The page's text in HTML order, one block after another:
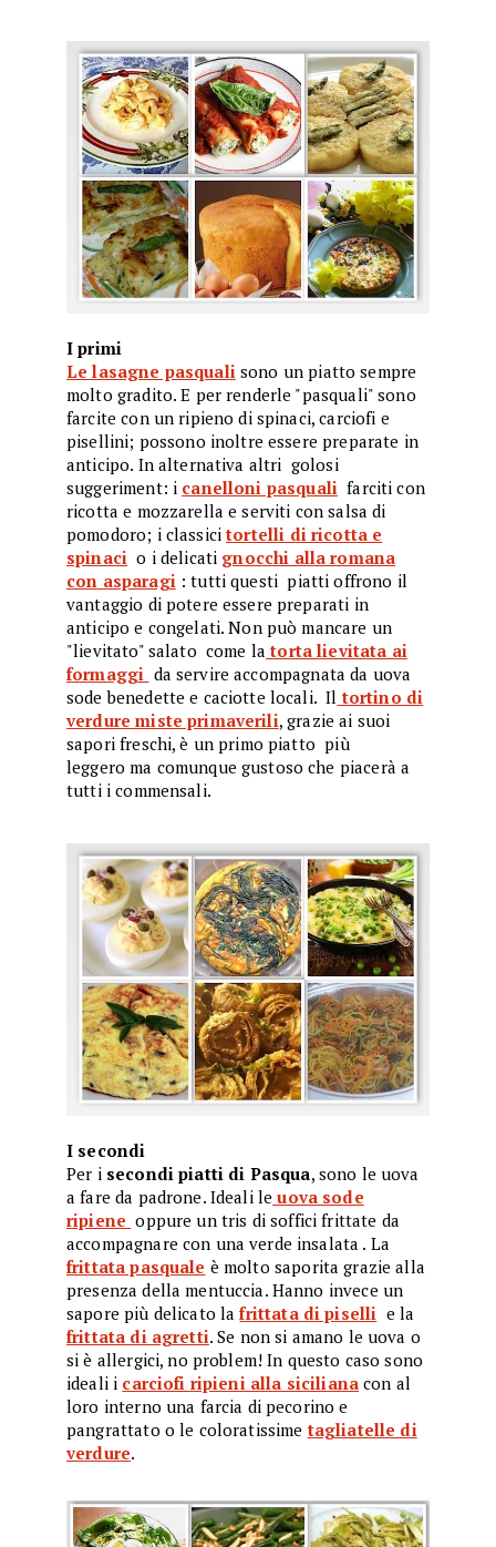
I primi
Le lasagne pasqualisono un piatto sempre
molto gradito. E per renderle "pasquali" sono
farcite con un ripieno di spinaci, carciofi e
pisellini; possono inoltre essere preparate in
anticipo. In alternativa altri golosi
suggeriment: i canelloni pasquali farciti con
ricotta e mozzarella e serviti con salsa di
pomodoro; i classicitortelli di ricotta e
spinaci o i delicati gnocchi alla romana
con asparagi: tutti questi piatti offrono il
vantaggio di potere essere preparati in
anticipo e congelati. Non può mancare un
"lievitato" salato come la torta lievitata ai
formaggi da servire accompagnata da uova
sode benedette e caciotte locali. Il tortino di
verdure miste primaverili, grazie ai suoi
sapori freschi, è un primo piatto più
leggero ma comunque gustoso che piacerà a
tutti i commensali.
I secondi
Per i secondi piatti di Pasqua, sono le uova
a fare da padrone. Ideali le uova sode
ripiene oppure un tris di soffici frittate da
accompagnare con una verde insalata . La
frittata pasquale è molto saporita grazie alla
presenza della mentuccia. Hanno invece un
sapore più delicato la frittata di piselli e la
frittata di agretti. Se non si amano le uova o
si è allergici, no problem! In questo caso sono
ideali i carciofi ripieni alla siciliana con al
loro interno una farcia di pecorino e
pangrattato o le coloratissimetagliatelle di
verdure.